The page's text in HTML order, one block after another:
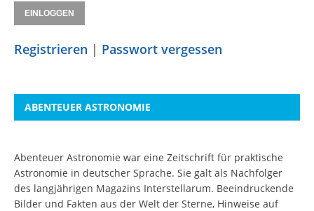
Registrieren | Passwort vergessen
ABENTEUER ASTRONOMIE
Abenteuer Astronomie war eine Zeitschrift für praktische
Astronomie in deutscher Sprache. Sie galt als Nachfolger
des langjährigen Magazins Interstellarum. Beeindruckende
Bilder und Fakten aus der Welt der Sterne, Hinweise auf